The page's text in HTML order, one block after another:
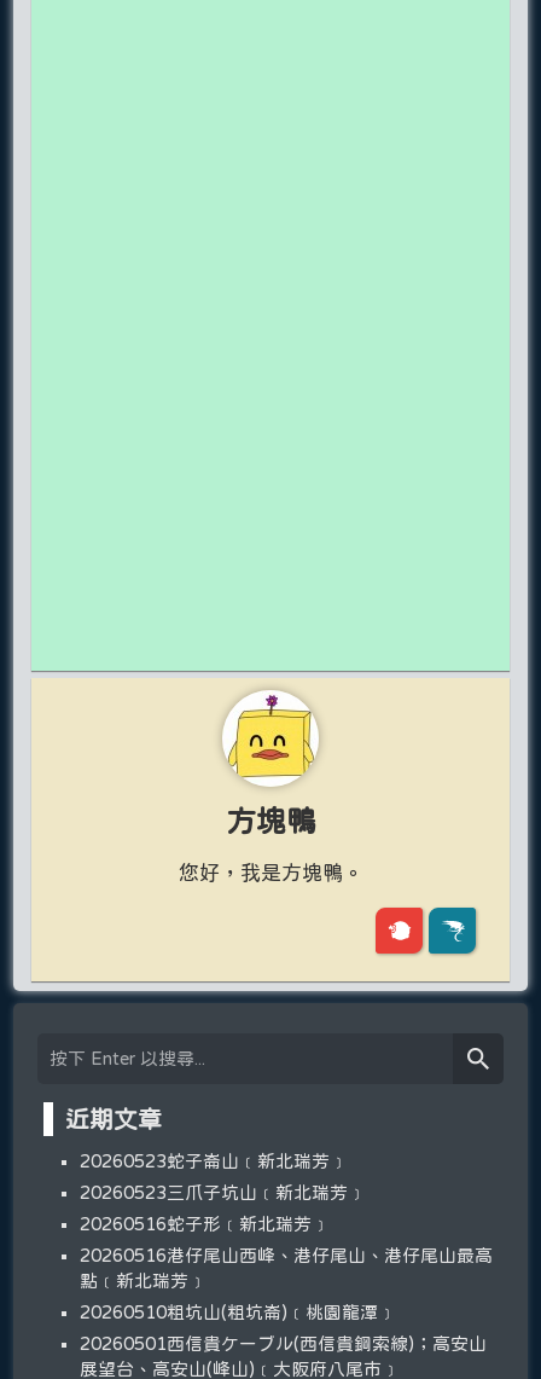
方塊鴨
您好，我是方塊鴨。
近期文章
20260523蛇子崙山﹝新北瑞芳﹞
20260523三爪子坑山﹝新北瑞芳﹞
20260516蛇子形﹝新北瑞芳﹞
20260516港仔尾山西峰、港仔尾山、港仔尾山最高
點﹝新北瑞芳﹞
20260510粗坑山(粗坑崙)﹝桃園龍潭﹞
20260501西信貴ケーブル(西信貴鋼索線)；高安山
展望台、高安山(峰山)﹝大阪府八尾市﹞